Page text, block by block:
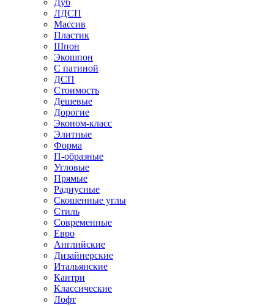
Дуб
ЛДСП
Массив
Пластик
Шпон
Экошпон
С патиной
ДСП
Стоимость
Дешевые
Дорогие
Эконом-класс
Элитные
Форма
П-образные
Угловые
Прямые
Радиусные
Скошенные углы
Стиль
Современные
Евро
Английские
Дизайнерские
Итальянские
Кантри
Классические
Лофт